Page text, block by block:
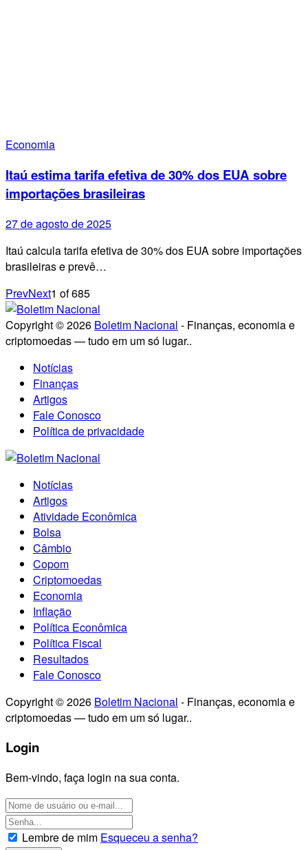
Economia
Itaú estima tarifa efetiva de 30% dos EUA sobre
importações brasileiras
27 de agosto de 2025
Itaú calcula tarifa efetiva de 30% dos EUA sobre importações
brasileiras e prevê…
PrevNext1 of685
Copyright © 2026 Boletim Nacional - Finanças, economia e
criptomoedas — tudo em um só lugar..
Notícias
Finanças
Artigos
Fale Conosco
Política de privacidade
Notícias
Artigos
Atividade Econômica
Bolsa
Câmbio
Copom
Criptomoedas
Economia
Inflação
Política Econômica
Política Fiscal
Resultados
Fale Conosco
Copyright © 2026 Boletim Nacional - Finanças, economia e
criptomoedas — tudo em um só lugar..
Login
Bem-vindo, faça login na sua conta.
Lembre de mim Esqueceu a senha?